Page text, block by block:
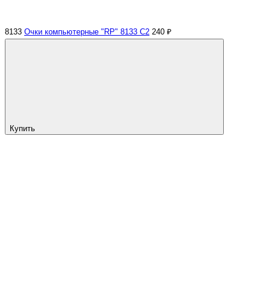
8133 Очки компьютерные "RP" 8133 С2 240 ₽
Купить